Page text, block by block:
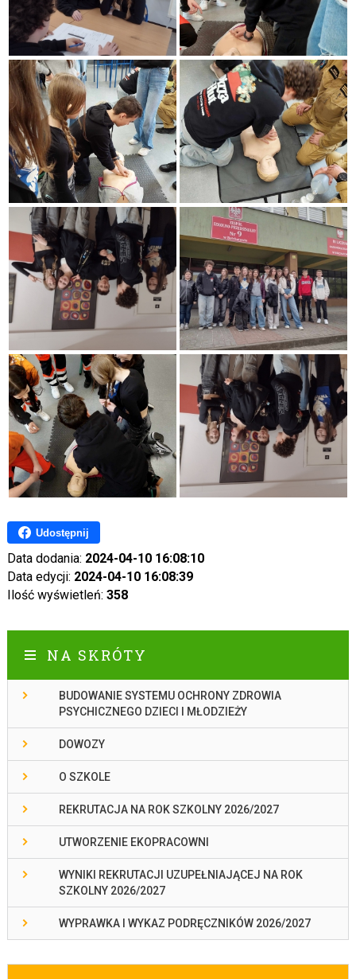
Udostępnij
Data dodania: 2024-04-10 16:08:10
Data edycji: 2024-04-10 16:08:39
Ilość wyświetleń: 358
NA SKRÓTY
BUDOWANIE SYSTEMU OCHRONY ZDROWIA
PSYCHICZNEGO DZIECI I MŁODZIEŻY
DOWOZY
O SZKOLE
REKRUTACJA NA ROK SZKOLNY 2026/2027
UTWORZENIE EKOPRACOWNI
WYNIKI REKRUTACJI UZUPEŁNIAJĄCEJ NA ROK
SZKOLNY 2026/2027
WYPRAWKA I WYKAZ PODRĘCZNIKÓW 2026/2027